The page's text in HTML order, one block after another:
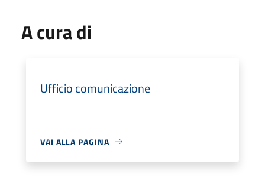
A cura di
Ufficio comunicazione
VAI ALLA PAGINA